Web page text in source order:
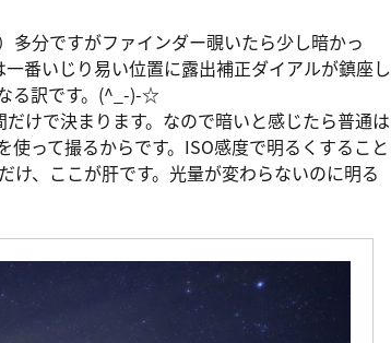
多分ですがファインダー覗いたら少し暗かっ
番いじり易い位置に露出補正ダイアルが鎮座し
る訳です。(^_-)-☆
けで決まります。なので暗いと感じたら普通は
って撮るからです。ISO感度で明るくすること
、ここが肝です。光量が変わらないのに明る